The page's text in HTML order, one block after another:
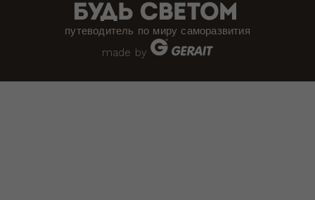
путеводитель по миру саморазвития
made by